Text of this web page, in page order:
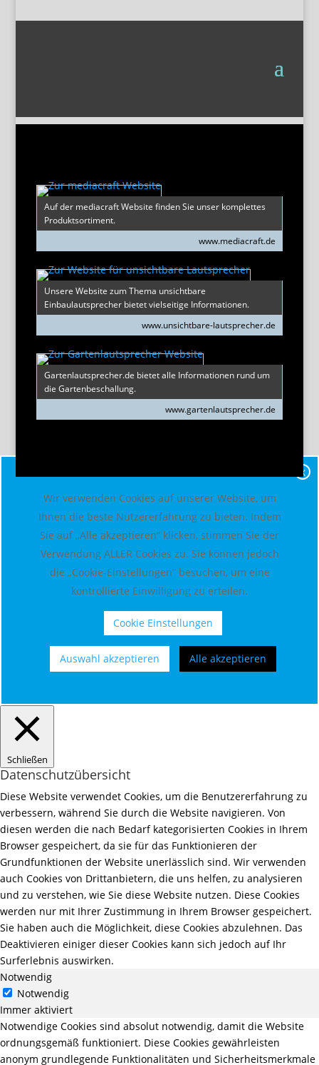
Auf der mediacraft Website finden Sie unser komplettes
Produktsortiment.
www.mediacraft.de
Unsere Website zum Thema unsichtbare
Einbaulautsprecher bietet vielseitige Informationen.
www.unsichtbare-lautsprecher.de
Gartenlautsprecher.de bietet alle Informationen rund um
die Gartenbeschallung.
www.gartenlautsprecher.de
X
Wir verwenden Cookies auf unserer Website, um
Ihnen die beste Nutzererfahrung zu bieten. Indem
Sie auf „Alle akzeptieren“ klicken, stimmen Sie der
Verwendung ALLER Cookies zu. Sie können jedoch
die „Cookie-Einstellungen“ besuchen, um eine
kontrollierte Einwilligung zu erteilen.
Cookie Einstellungen
Auswahl akzeptieren Alle akzeptieren
Schließen
Datenschutzübersicht
Diese Website verwendet Cookies, um die Benutzererfahrung zu
verbessern, während Sie durch die Website navigieren. Von
diesen werden die nach Bedarf kategorisierten Cookies in Ihrem
Browser gespeichert, da sie für das Funktionieren der
Grundfunktionen der Website unerlässlich sind. Wir verwenden
auch Cookies von Drittanbietern, die uns helfen, zu analysieren
und zu verstehen, wie Sie diese Website nutzen. Diese Cookies
werden nur mit Ihrer Zustimmung in Ihrem Browser gespeichert.
Sie haben auch die Möglichkeit, diese Cookies abzulehnen. Das
Deaktivieren einiger dieser Cookies kann sich jedoch auf Ihr
Surferlebnis auswirken.
Notwendig
Notwendig
Immer aktiviert
Notwendige Cookies sind absolut notwendig, damit die Website
ordnungsgemäß funktioniert. Diese Cookies gewährleisten
anonym grundlegende Funktionalitäten und Sicherheitsmerkmale